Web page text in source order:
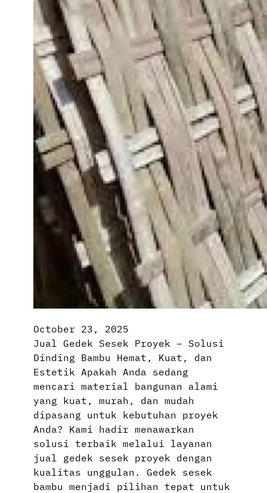
October 23, 2025
Jual Gedek Sesek Proyek – Solusi
Dinding Bambu Hemat, Kuat, dan
Estetik Apakah Anda sedang
mencari material bangunan alami
yang kuat, murah, dan mudah
dipasang untuk kebutuhan proyek
Anda? Kami hadir menawarkan
solusi terbaik melalui layanan
jual gedek sesek proyek dengan
kualitas unggulan. Gedek sesek
bambu menjadi pilihan tepat untuk